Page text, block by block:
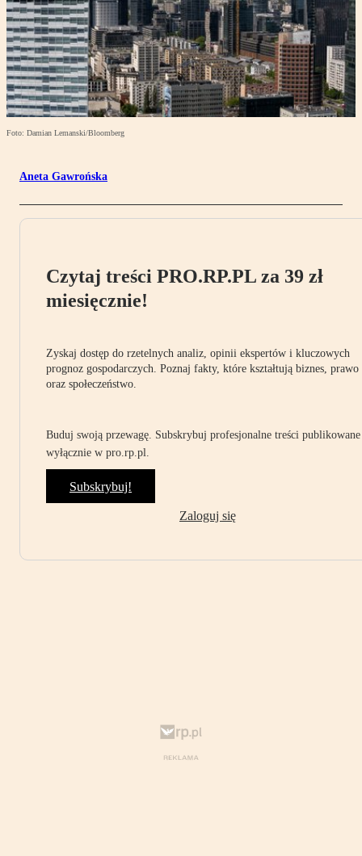
Foto: Damian Lemanski/Bloomberg
Aneta Gawrońska
Czytaj treści PRO.RP.PL za 39 zł
miesięcznie!
Zyskaj dostęp do rzetelnych analiz, opinii ekspertów i kluczowych
prognoz gospodarczych. Poznaj fakty, które kształtują biznes, prawo
oraz społeczeństwo.
Buduj swoją przewagę. Subskrybuj profesjonalne treści publikowane
wyłącznie w pro.rp.pl.
Subskrybuj!
Zaloguj się